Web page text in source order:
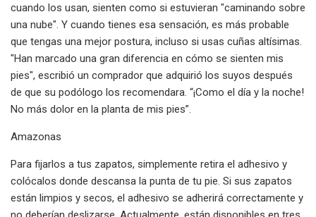
cuando los usan, sienten como si estuvieran "caminando sobre
una nube". Y cuando tienes esa sensación, es más probable
que tengas una mejor postura, incluso si usas cuñas altísimas.
"Han marcado una gran diferencia en cómo se sienten mis
pies", escribió un comprador que adquirió los suyos después
de que su podólogo los recomendara. “¡Como el día y la noche!
No más dolor en la planta de mis pies”.
Amazonas
Para fijarlos a tus zapatos, simplemente retira el adhesivo y
colócalos donde descansa la punta de tu pie. Si sus zapatos
están limpios y secos, el adhesivo se adherirá correctamente y